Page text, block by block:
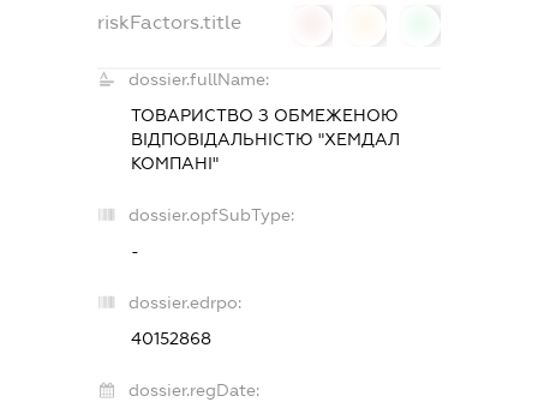
riskFactors.title
dossier.fullName:
ТОВАРИСТВО З ОБМЕЖЕНОЮ
ВІДПОВІДАЛЬНІСТЮ "ХЕМДАЛ
КОМПАНІ"
dossier.opfSubType:
-
dossier.edrpo:
40152868
dossier.regDate: